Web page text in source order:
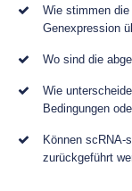
Wie stimmen
Genexpression
Wo sind die
Wie
Bedingungen
Können scRNA-
zurückgeführt